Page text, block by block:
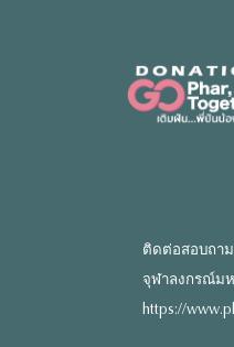
ติดต่อสอบถา
จุฬาลงกรณ์มห
https://